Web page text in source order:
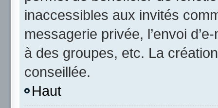
inaccessibles aux invités
messagerie privée, l’envoi
à des groupes, etc. La
conseillée.
Haut